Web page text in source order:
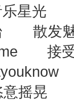
乐星
散发
摇晃